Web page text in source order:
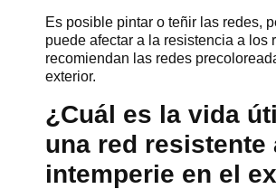
Es posible pintar o teñir las redes,
puede afectar a la resistencia a los
recomiendan las redes
exterior.
¿Cuál es la vida
una red resistente
intemperie en el